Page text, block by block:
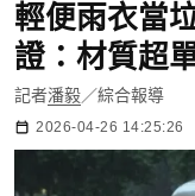
輕便雨衣當
證：材質超
記者潘毅／綜合報導
2026-04-26 14:25:26